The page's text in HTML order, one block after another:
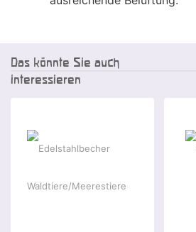
Das könnte Sie auch
interessieren